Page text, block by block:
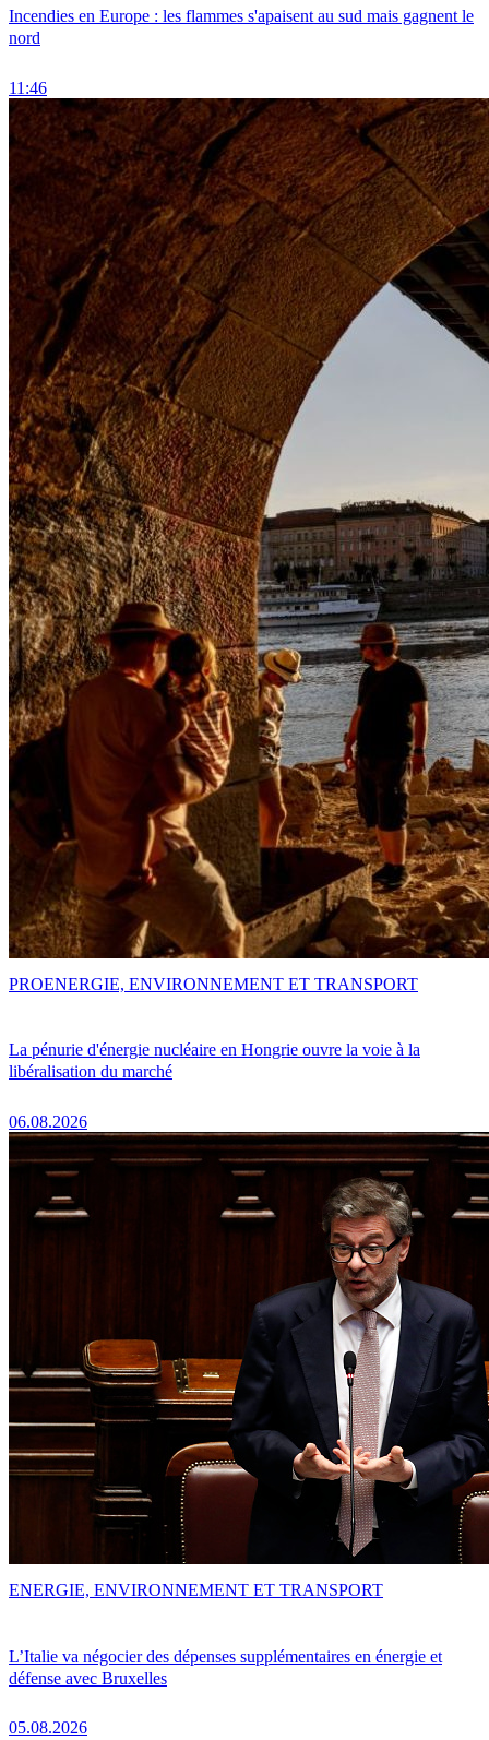
Incendies en Europe : les flammes s'apaisent au sud mais gagnent le
nord
11:46
La pénurie d'énergie nucléaire en Hongrie ouvre la voie à la
libéralisation du marché
06.08.2026
PROENERGIE, ENVIRONNEMENT ET TRANSPORT
L’Italie va négocier des dépenses supplémentaires en énergie et
défense avec Bruxelles
05.08.2026
ENERGIE, ENVIRONNEMENT ET TRANSPORT